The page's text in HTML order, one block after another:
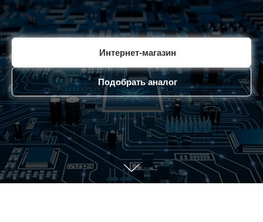
Интернет-магазин
Подобрать аналог